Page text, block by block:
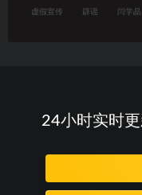
虚假宣传 辟谣 闫学晶
24小时实时